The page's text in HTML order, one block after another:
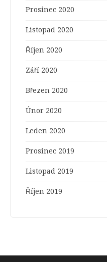
Prosinec 2020
Listopad 2020
Říjen 2020
Září 2020
Březen 2020
Únor 2020
Leden 2020
Prosinec 2019
Listopad 2019
Říjen 2019